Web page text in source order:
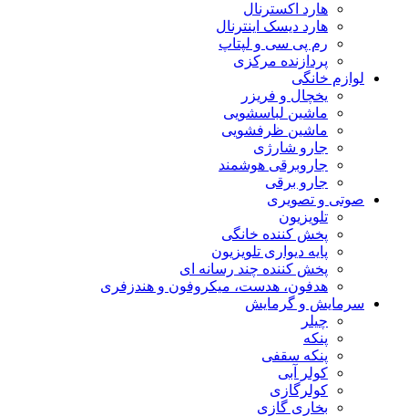
هارد اکسترنال
هارد دیسک اینترنال
رم پی سی و لپتاپ
پردازنده مرکزی
لوازم خانگی
یخچال و فریزر
ماشین لباسشویی
ماشین ظرفشویی
جارو شارژی
جاروبرقی هوشمند
جارو برقی
صوتی و تصویری
تلویزیون
پخش کننده خانگی
پایه دیواری تلویزیون
پخش کننده چند رسانه ای
هدفون، هدست، میکروفون و هندزفری
سرمایش و گرمایش
چیلر
پنکه
پنکه سقفی
کولر آبی
کولرگازی
بخاری گازی